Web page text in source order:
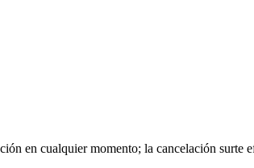
en cualquier momento; la cancelación surte